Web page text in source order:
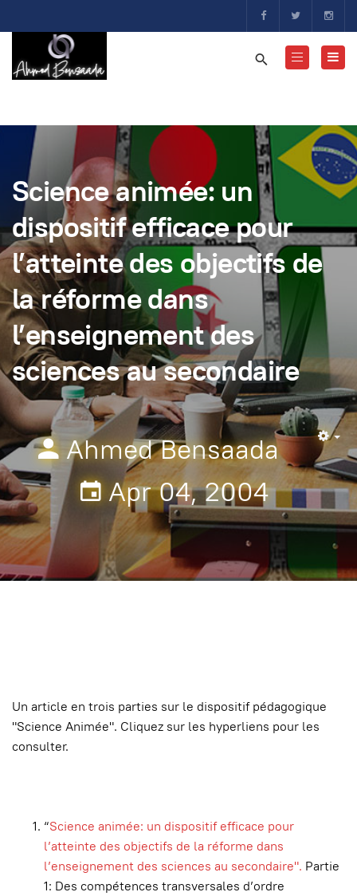
Science animée: un
dispositif efficace pour
l’atteinte des objectifs de
la réforme dans
l’enseignement des
sciences au secondaire
Ahmed Bensaada
Apr 04, 2004
Un article en trois parties sur le dispositif pédagogique
"Science Animée". Cliquez sur les hyperliens pour les
consulter.
“Science animée: un dispositif efficace pour
l’atteinte des objectifs de la réforme dans
l’enseignement des sciences au secondaire". Partie
1: Des compétences transversales d’ordre